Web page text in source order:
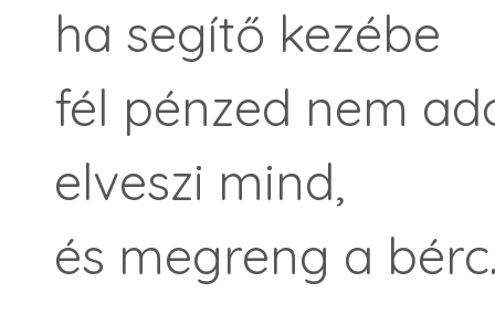
ha segítő kezébe
fél pénzed nem
elveszi mind,
és megreng a